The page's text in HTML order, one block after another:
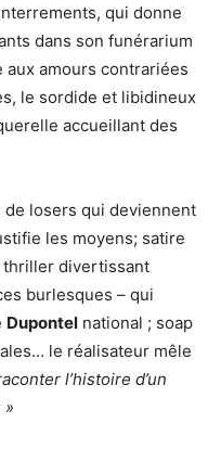
qui donne
dans son funérarium
amours contrariées
le sordide et libidineux
accueillant des
de losers qui deviennent
les moyens; satire
thriller divertissant
burlesques – qui
Dupontel national ; soap
le réalisateur mêle
l’histoire d’un
»